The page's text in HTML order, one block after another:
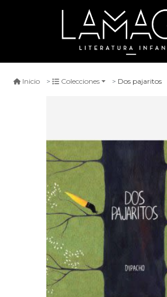
Inicio Colecciones Dos pajaritos